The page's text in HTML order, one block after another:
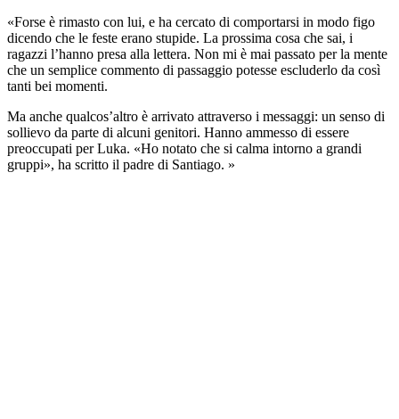
«Forse è rimasto con lui, e ha cercato di comportarsi in modo figo
dicendo che le feste erano stupide. La prossima cosa che sai, i
ragazzi l’hanno presa alla lettera. Non mi è mai passato per la mente
che un semplice commento di passaggio potesse escluderlo da così
tanti bei momenti.
Ma anche qualcos’altro è arrivato attraverso i messaggi: un senso di
sollievo da parte di alcuni genitori. Hanno ammesso di essere
preoccupati per Luka. «Ho notato che si calma intorno a grandi
gruppi», ha scritto il padre di Santiago. »